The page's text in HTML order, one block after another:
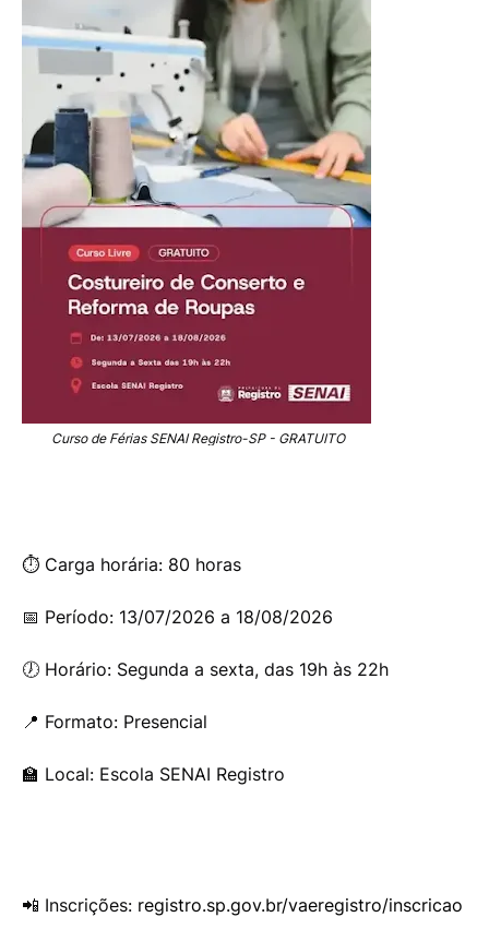
Curso de Férias SENAI Registro-SP - GRATUITO
⏱️ Carga horária: 80 horas
📅 Período: 13/07/2026 a 18/08/2026
🕖 Horário: Segunda a sexta, das 19h às 22h
📍 Formato: Presencial
🏫 Local: Escola SENAI Registro
📲 Inscrições: registro.sp.gov.br/vaeregistro/inscricao